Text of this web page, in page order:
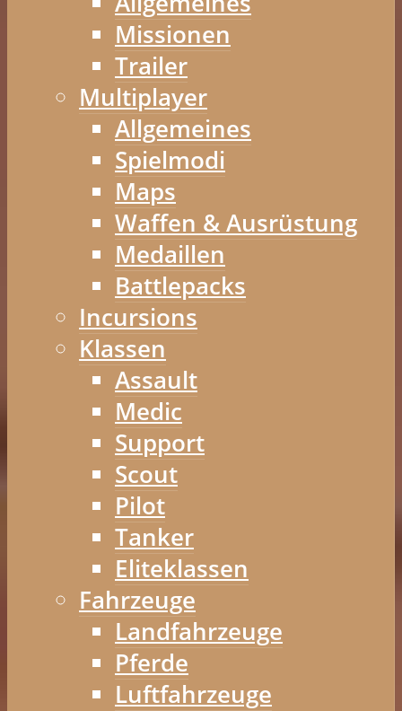
Missionen
Trailer
Multiplayer
Allgemeines
Spielmodi
Maps
Waffen & Ausrüstung
Medaillen
Battlepacks
Incursions
Klassen
Assault
Medic
Support
Scout
Pilot
Tanker
Eliteklassen
Fahrzeuge
Landfahrzeuge
Pferde
Luftfahrzeuge